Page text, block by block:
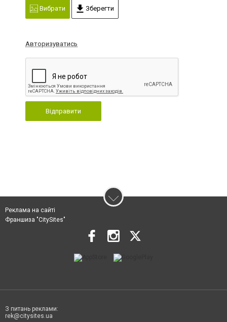
Вибрати
Зберегти
Авторизуватись
Відправити
Реклама на сайті
Франшиза "CitySites"
З питань реклами:
rek@citysites.ua